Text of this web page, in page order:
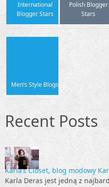
International
Blogger Stars
Polish Blogger
Stars
Men’s Style Blogs
Recent Posts
Karla’s Closet, blog modowy
Karla Deras jest jedną z